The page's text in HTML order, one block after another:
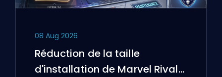
08 Aug 2026
Réduction de la taille
d'installation de Marvel Rivals